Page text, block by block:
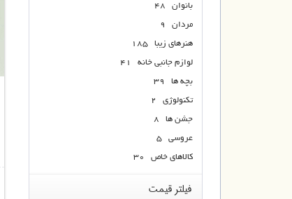
بانوان 48
مردان 9
هنرهای زیبا 185
لوازم جانبی خانه 41
بچه ها 39
تکنولوژی 2
جشن ها 8
عروسی 5
کالاهای خاص 30
فیلتر قیمت